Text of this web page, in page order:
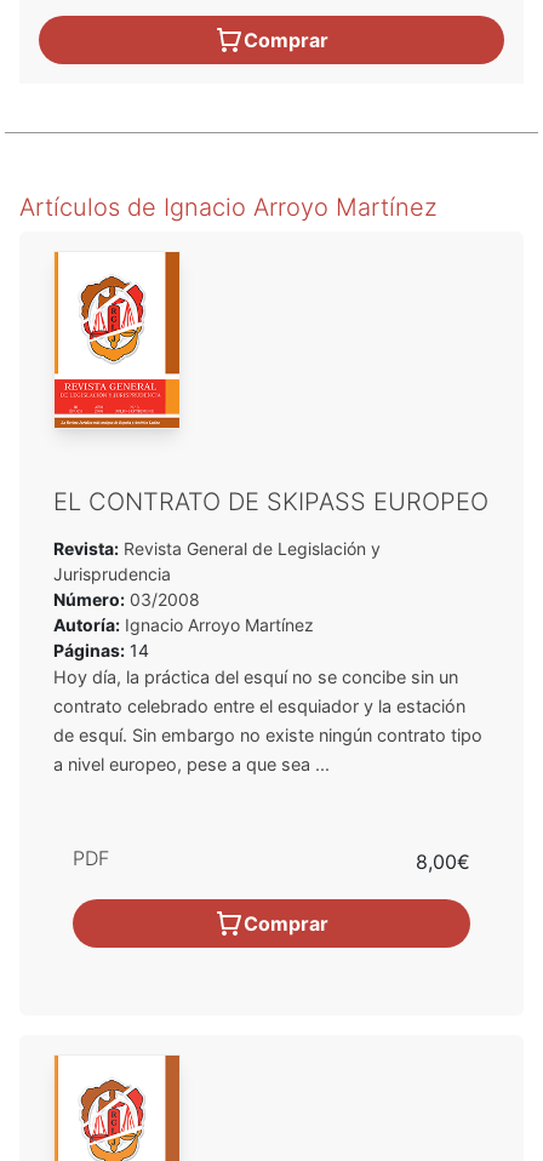
Comprar
Artículos de Ignacio Arroyo Martínez
EL CONTRATO DE SKIPASS EUROPEO
Revista: Revista General de Legislación y
Jurisprudencia
Número: 03/2008
Autoría: Ignacio Arroyo Martínez
Páginas: 14
Hoy día, la práctica del esquí no se concibe sin un
contrato celebrado entre el esquiador y la estación
de esquí. Sin embargo no existe ningún contrato tipo
a nivel europeo, pese a que sea ...
PDF 8,00€
Comprar